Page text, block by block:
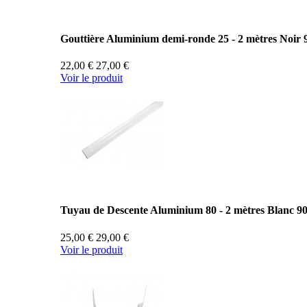
Gouttière Aluminium demi-ronde 25 - 2 mètres Noir
22,00 € 27,00 €
Voir le produit
Tuyau de Descente Aluminium 80 - 2 mètres Blanc
25,00 € 29,00 €
Voir le produit